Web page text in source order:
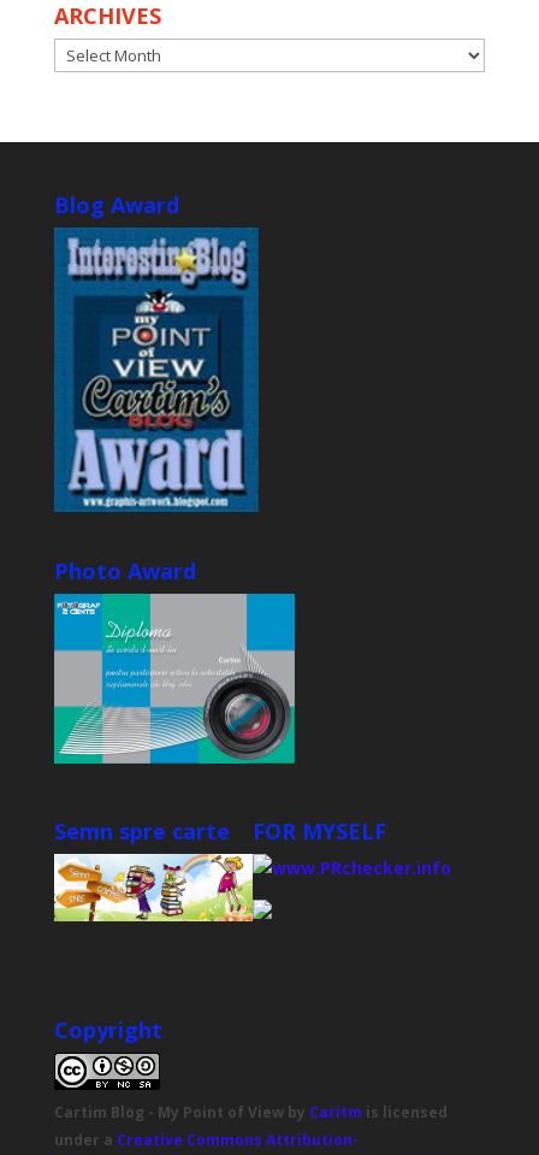
ARCHIVES
ARCHIVES
Blog Award
Photo Award
Semn spre carte FOR MYSELF
Copyright
Cartim Blog - My Point of Viewby Caritm is licensed
under a Creative Commons Attribution-